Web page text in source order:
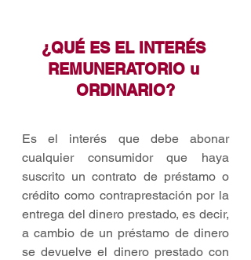
¿QUÉ ES EL INTERÉS
REMUNERATORIO u
ORDINARIO?
Es el interés que debe abonar
cualquier consumidor que haya
suscrito un contrato de préstamo o
crédito como contraprestación por la
entrega del dinero prestado, es decir,
a cambio de un préstamo de dinero
se devuelve el dinero prestado con